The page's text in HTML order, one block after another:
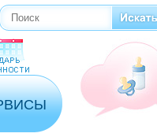
Форма поиска
Поиск